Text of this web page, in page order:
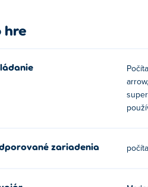
hre
zariadenia